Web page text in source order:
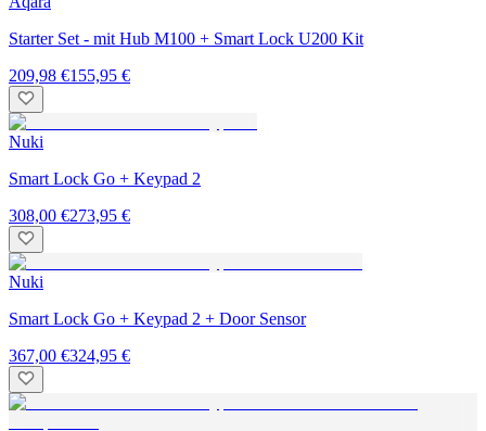
Starter Set - mit Hub M100 + Smart Lock U200 Kit
209,98 €155,95 €
Nuki
Smart Lock Go + Keypad 2
308,00 €273,95 €
Nuki
Smart Lock Go + Keypad 2 + Door Sensor
367,00 €324,95 €